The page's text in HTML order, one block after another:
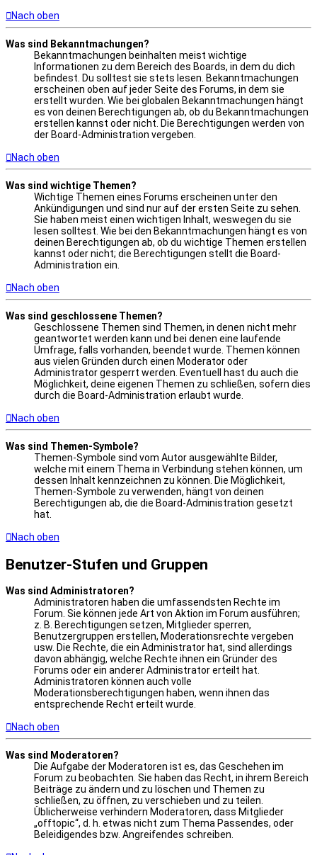
Nach oben
Was sind Bekanntmachungen?
Bekanntmachungen beinhalten meist wichtige
Informationen zu dem Bereich des Boards, in dem du dich
befindest. Du solltest sie stets lesen. Bekanntmachungen
erscheinen oben auf jeder Seite des Forums, in dem sie
erstellt wurden. Wie bei globalen Bekanntmachungen hängt
es von deinen Berechtigungen ab, ob du Bekanntmachungen
erstellen kannst oder nicht. Die Berechtigungen werden von
der Board-Administration vergeben.
Nach oben
Was sind wichtige Themen?
Wichtige Themen eines Forums erscheinen unter den
Ankündigungen und sind nur auf der ersten Seite zu sehen.
Sie haben meist einen wichtigen Inhalt, weswegen du sie
lesen solltest. Wie bei den Bekanntmachungen hängt es von
deinen Berechtigungen ab, ob du wichtige Themen erstellen
kannst oder nicht; die Berechtigungen stellt die Board-
Administration ein.
Nach oben
Was sind geschlossene Themen?
Geschlossene Themen sind Themen, in denen nicht mehr
geantwortet werden kann und bei denen eine laufende
Umfrage, falls vorhanden, beendet wurde. Themen können
aus vielen Gründen durch einen Moderator oder
Administrator gesperrt werden. Eventuell hast du auch die
Möglichkeit, deine eigenen Themen zu schließen, sofern dies
durch die Board-Administration erlaubt wurde.
Nach oben
Was sind Themen-Symbole?
Themen-Symbole sind vom Autor ausgewählte Bilder,
welche mit einem Thema in Verbindung stehen können, um
dessen Inhalt kennzeichnen zu können. Die Möglichkeit,
Themen-Symbole zu verwenden, hängt von deinen
Berechtigungen ab, die die Board-Administration gesetzt
hat.
Nach oben
Benutzer-Stufen und Gruppen
Was sind Administratoren?
Administratoren haben die umfassendsten Rechte im
Forum. Sie können jede Art von Aktion im Forum ausführen;
z. B. Berechtigungen setzen, Mitglieder sperren,
Benutzergruppen erstellen, Moderationsrechte vergeben
usw. Die Rechte, die ein Administrator hat, sind allerdings
davon abhängig, welche Rechte ihnen ein Gründer des
Forums oder ein anderer Administrator erteilt hat.
Administratoren können auch volle
Moderationsberechtigungen haben, wenn ihnen das
entsprechende Recht erteilt wurde.
Nach oben
Was sind Moderatoren?
Die Aufgabe der Moderatoren ist es, das Geschehen im
Forum zu beobachten. Sie haben das Recht, in ihrem Bereich
Beiträge zu ändern und zu löschen und Themen zu
schließen, zu öffnen, zu verschieben und zu teilen.
Üblicherweise verhindern Moderatoren, dass Mitglieder
„offtopic“, d. h. etwas nicht zum Thema Passendes, oder
Beleidigendes bzw. Angreifendes schreiben.